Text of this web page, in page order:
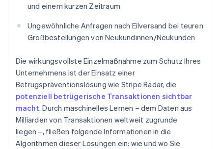
und einem kurzen Zeitraum
Ungewöhnliche Anfragen nach Eilversand bei teuren
Großbestellungen von Neukundinnen/Neukunden
Die wirkungsvollste Einzelmaßnahme zum Schutz Ihres
Unternehmens ist der Einsatz einer
Betrugspräventionslösung wie Stripe Radar, die
potenziell betrügerische Transaktionen sichtbar
macht. Durch maschinelles Lernen – dem Daten aus
Milliarden von Transaktionen weltweit zugrunde
liegen –, fließen folgende Informationen in die
Algorithmen dieser Lösungen ein: wie und wo Sie